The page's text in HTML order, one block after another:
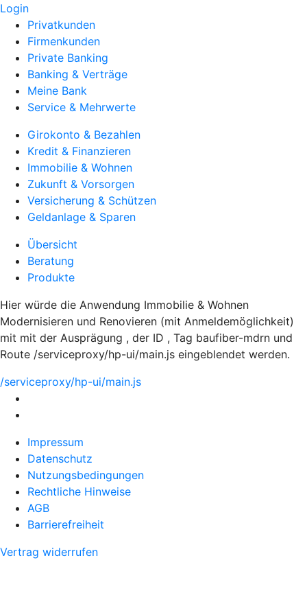
Login
Privatkunden
Firmenkunden
Private Banking
Banking & Verträge
Meine Bank
Service & Mehrwerte
Girokonto & Bezahlen
Kredit & Finanzieren
Immobilie & Wohnen
Zukunft & Vorsorgen
Versicherung & Schützen
Geldanlage & Sparen
Übersicht
Beratung
Produkte
Hier würde die Anwendung Immobilie & Wohnen
Modernisieren und Renovieren (mit Anmeldemöglichkeit)
mit mit der Ausprägung , der ID , Tag baufiber-mdrn und
Route /serviceproxy/hp-ui/main.js eingeblendet werden.
/serviceproxy/hp-ui/main.js
Impressum
Datenschutz
Nutzungsbedingungen
Rechtliche Hinweise
AGB
Barrierefreiheit
Vertrag widerrufen